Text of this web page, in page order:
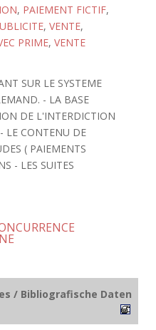
, PAIEMENT FICTIF,
, VENTE,
PRIME, VENTE
SUR LE SYSTEME
- LA BASE
DE L'INTERDICTION
LE CONTENU DE
( PAIEMENTS
- LES SUITES
/ Bibliografische Daten